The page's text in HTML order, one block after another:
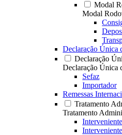
Modal
Modal
Declaração Única
Declaração
Declaração Única
Sefaz
Importador
Remessas
Tratamento
Tratamento